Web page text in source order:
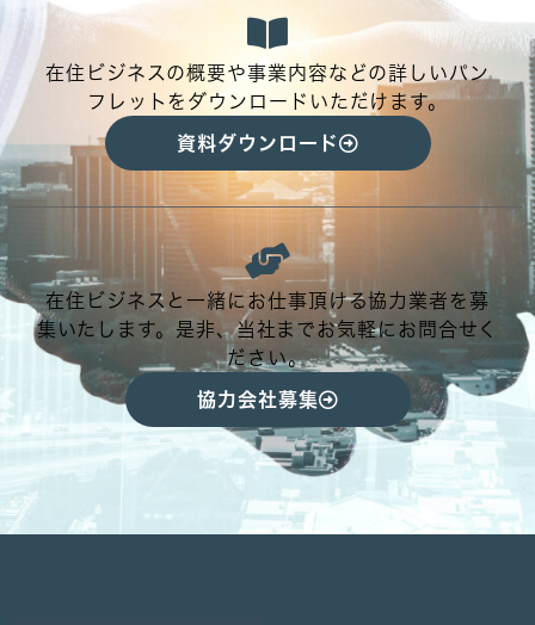
在住ビジネスの概要や事業内容などの詳しいパン
フレットをダウンロードいただけます。
資料ダウンロード
在住ビジネスと一緒にお仕事頂ける協力業者を募
集いたします。是非、当社までお気軽にお問合せく
ださい。
協力会社募集